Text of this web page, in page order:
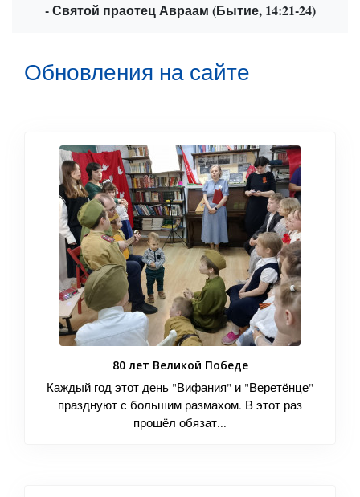
- Святой праотец Авраам (Бытие, 14:21-24)
Обновления на сайте
80 лет Великой Победе
Каждый год этот день "Вифания" и "Веретёнце"
празднуют с большим размахом. В этот раз
прошёл обязат...